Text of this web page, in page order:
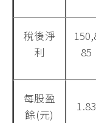
稅後淨
利
85
每股盈
餘(元)
1.83